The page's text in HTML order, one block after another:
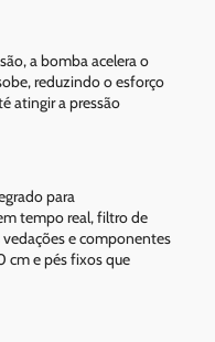
a bomba acelera o
reduzindo o esforço
atingir a pressão
para
tempo real, filtro de
e componentes
cm e pés fixos que